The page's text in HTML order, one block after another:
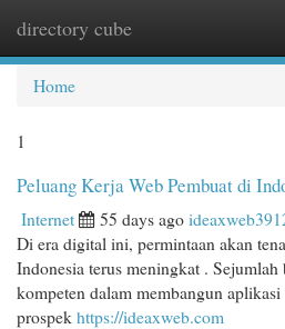
directory cube
Home
1
Peluang Kerja Web Pembuat di
Internet 55 days ago
Di era digital ini, permintaan akan
Indonesia terus meningkat .
kompeten dalam membangun
prospekhttps://ideaxweb.com